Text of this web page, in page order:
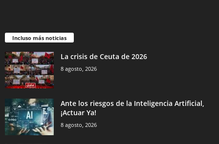
Incluso más noticias
La crisis de Ceuta de 2026
8 agosto, 2026
Ante los riesgos de la Inteligencia Artificial,
¡Actuar Ya!
8 agosto, 2026